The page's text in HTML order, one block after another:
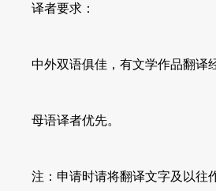
译者要求：
中外双语俱佳，有文学作品翻译经
母语译者优先。
注：申请时请将翻译文字及以往作